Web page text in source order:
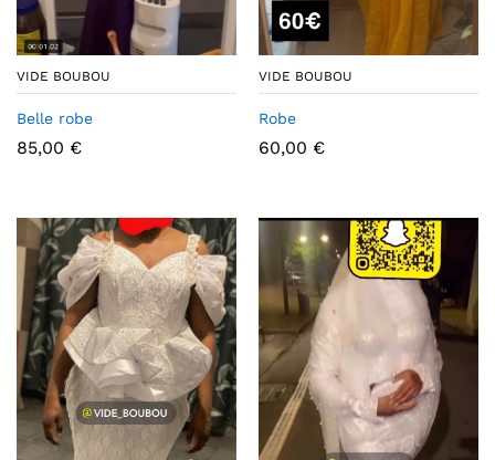
VIDE BOUBOU
Belle robe
85,00 €
VIDE BOUBOU
Robe
60,00 €